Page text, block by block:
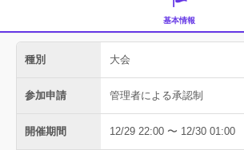
基本情報
種別 大会
参加申請 管理者による承認制
開催期間 12/29 22:00 〜 12/30 01:00